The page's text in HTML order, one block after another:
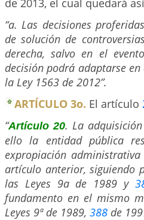
de 2013, el cual quedará
“a. Las decisiones
de solución de
derecha, salvo en el
decisión podrá adaptarse
la Ley 1563 de 2012”.
ARTÍCULO 3o. El artículo
“Artículo 20. La
ello la entidad pública
expropiación
artículo anterior, siguiendo
las Leyes 9a de 1989 y
fundamento en el mismo
Leyes 9ª de 1989, 388 de